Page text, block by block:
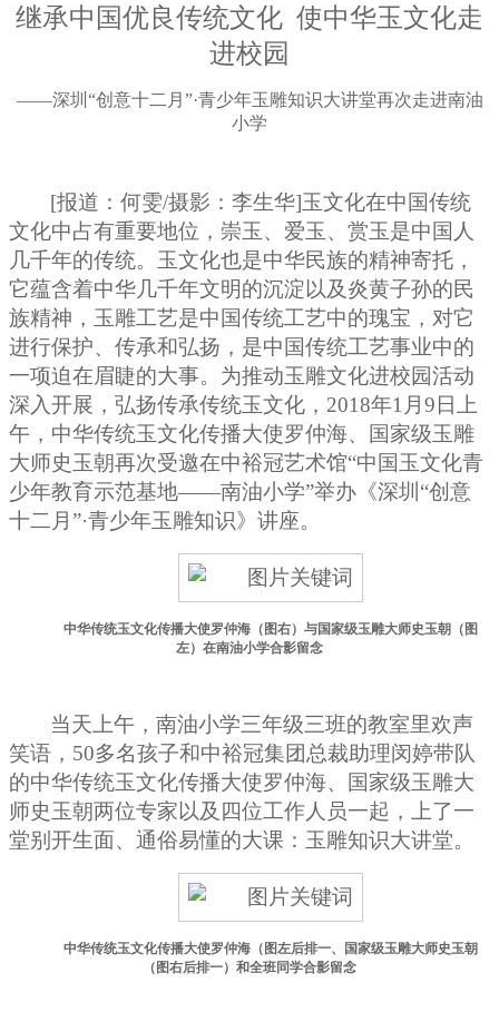
继承中国优良传统文化 使中华玉文化走
进校园
——深圳“创意十二月”·青少年玉雕知识大讲堂再次走进南油
小学
[报道：何雯/摄影：李生华]玉文化在中国传统
文化中占有重要地位，崇玉、爱玉、赏玉是中国人
几千年的传统。玉文化也是中华民族的精神寄托，
它蕴含着中华几千年文明的沉淀以及炎黄子孙的民
族精神，玉雕工艺是中国传统工艺中的瑰宝，对它
进行保护、传承和弘扬，是中国传统工艺事业中的
一项迫在眉睫的大事。 为推动玉雕文化进校园活动
深入开展，弘扬传承传统玉文化，2018年1 月9日
上
午 ， 中华传统玉文化传播大使罗仲海、国家级玉雕
大师史玉朝再次受邀在中裕冠艺术馆“中国玉文化青
少年教育示范基地——南油小学”举办《深圳“创意
十二月”·青少年玉雕知识》讲座。
中华传统玉文化传播大使罗仲海（图右）与国家级玉雕大师史玉朝（图
左）在南油小学合影留念
当天上午，南油小学三年级三班的教室里欢声
笑语，50多名孩子和中裕冠集团总裁助理闵婷带队
的中华传统玉文化传播大使罗仲海、国家级玉雕大
师史玉朝两位专家以及四位工作人员一起，上了一
堂别开生面、通俗易懂的大课：玉雕知识大讲堂。
中华传统玉文化传播大使罗仲海（图左后排一、国家级玉雕大师史玉朝
（图右后排一）和全班同学合影留念